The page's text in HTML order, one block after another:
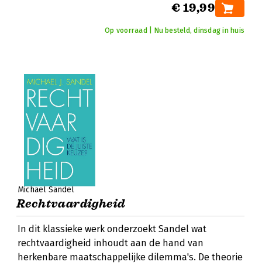
€ 19,99
Op voorraad | Nu besteld, dinsdag in huis
Michael Sandel
Rechtvaardigheid
In dit klassieke werk onderzoekt Sandel wat
rechtvaardigheid inhoudt aan de hand van
herkenbare maatschappelijke dilemma's. De theorie